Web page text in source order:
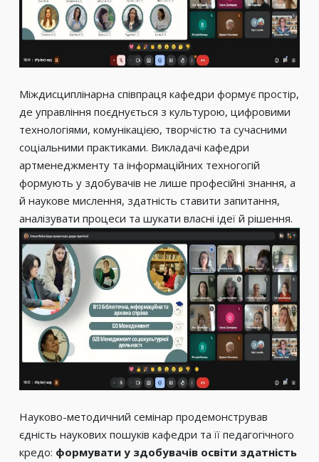
Міждисциплінарна співпраця кафедри формує простір,
де управління поєднується з культурою, цифровими
технологіями, комунікацією, творчістю та сучасними
соціальними практиками. Викладачі кафедри
артменеджменту та інформаційних техногогій
формують у здобувачів не лише професійні знання, а
й наукове мислення, здатність ставити запитання,
аналізувати процеси та шукати власні ідеї й рішення.
Науково-методичний семінар продемонстрував
єдність наукових пошуків кафедри та її педагогічного
кредо: формувати у здобувачів освіти здатність